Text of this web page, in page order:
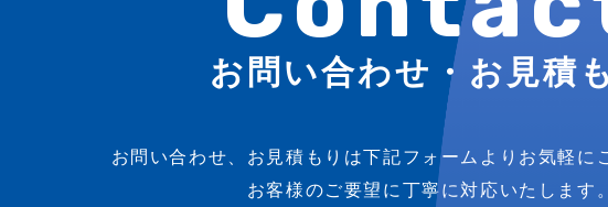
お問い合わせ・お見積
お問い合わせ、お見積もりは下記フォームよりお気軽に
お客様のご要望に丁寧に対応いたします。